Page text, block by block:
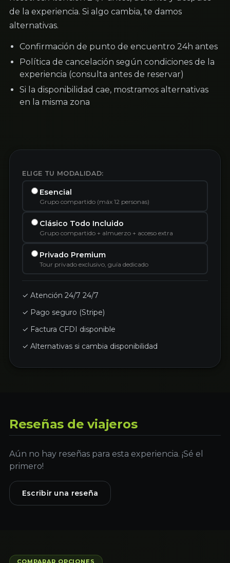
de la experiencia. Si algo cambia, te damos
alternativas.
Confirmación de punto de encuentro 24h antes
Política de cancelación según condiciones de la
experiencia (consulta antes de reservar)
Si la disponibilidad cae, mostramos alternativas
en la misma zona
ELIGE TU MODALIDAD:
Esencial
Grupo compartido (máx 12 personas)
Clásico Todo Incluido
Grupo compartido + almuerzo + acceso extra
Privado Premium
Tour privado exclusivo, guía dedicado
✓ Atención 24/7 24/7
✓ Pago seguro (Stripe)
✓ Factura CFDI disponible
✓ Alternativas si cambia disponibilidad
Reseñas de viajeros
Aún no hay reseñas para esta experiencia. ¡Sé el
primero!
Escribir una reseña
COMPARAR OPCIONES